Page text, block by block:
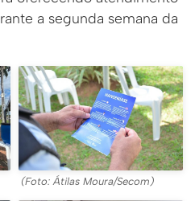
a segunda semana da
(Foto: Átilas Moura/Secom)